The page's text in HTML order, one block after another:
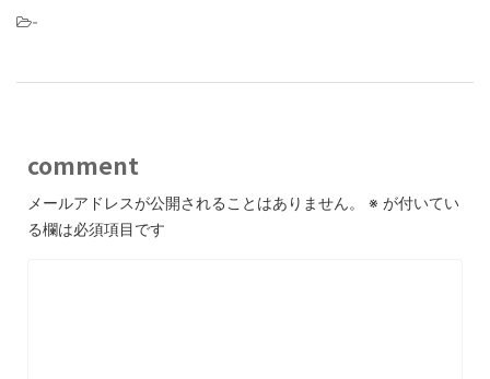
-
comment
メールアドレスが公開されることはありません。 ※ が付いてい
る欄は必須項目です